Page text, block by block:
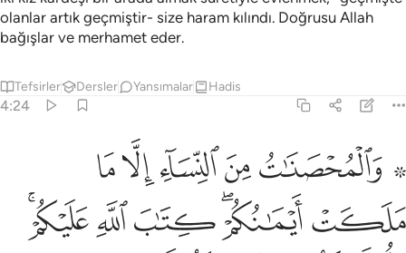
olanlar artık geçmiştir- size haram kılındı. Doğrusu Allah
bağışlar ve merhamet eder.
Tefsirler Dersler Yansımalar Hadis
4:24
۞ والمحصنات من النساء الا ما ملكت ايمانكم كتاب الله عليكم واحل
۞ وَٱلْمُحْصَنَـٰتُ مِنَ ٱلنِّسَآءِ إِلَّا مَا مَلَكَتْ أَيْمَـٰنُكُمْ ۖ كِتَـٰبَ ٱللَّهِ
ﱁ ﱂﱃﱄﱅﱆ
ﱇﱈﱉﱊﱋﱌﱍ